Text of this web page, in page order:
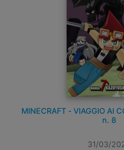
MINECRAFT - VIAGGIO AI
n. 8
31/03/